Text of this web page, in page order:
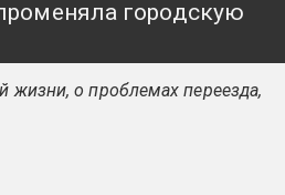
городскую
жизни, о проблемах переезда,